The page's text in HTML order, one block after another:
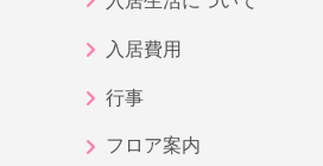
入居費用
行事
フロア案内